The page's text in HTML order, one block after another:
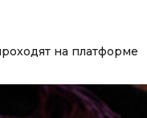
на платформе